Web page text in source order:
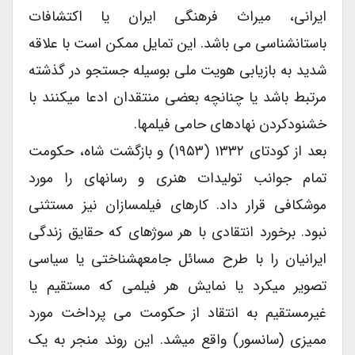
ایرانی، میراث فرهنگی ایران یا اکتشافات
باستان‏شناسی می باشد. این تمایل ممکن است با علاقه
شدید به بازیابی هویت ملی بوسیله جستجو در گذشته
مرتبط باشد یا چنانچه بعضی منتقدان ادعا می‏کنند با
خشنود‏کردن نهاد‏های حامی فیلم‏ها.
بعد از کودتای ۱۳۳۲ (۱۹۵۳) و بازگشت شاه، حکومت
تمام جوانب تولیدات هنری و رسانه‏ای را مورد
موشکافی قرار داد. کارهای فیلم‏سازان نیز مستثنی
نبود. برخورد انتقادی با هر سوژه‏ای که حقایق زندگی
ایرانیان را با طرح مسائل جامعه‏شناختی یا سیاسی
تصویر ‏می‏کرد یا نمایش هر فیلمی که مستقیم یا
غیر‏مستقیم به انتقاد از حکومت می پرداخت مورد
ممیزی (سانسور) واقع می‏شد. این روند منجر به یک